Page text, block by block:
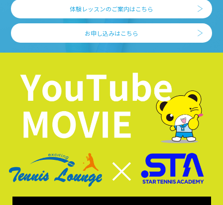
体験レッスンのご案内はこちら
お申し込みはこちら